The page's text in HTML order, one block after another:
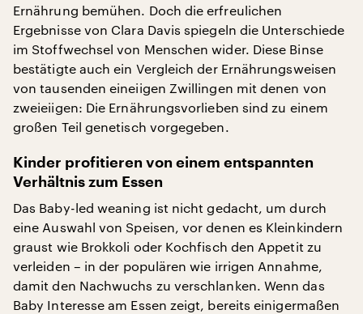
Ernährung bemühen. Doch die erfreulichen
Ergebnisse von Clara Davis spiegeln die Unterschiede
im Stoffwechsel von Menschen wider. Diese Binse
bestätigte auch ein Vergleich der Ernährungsweisen
von tausenden eineiigen Zwillingen mit denen von
zweieiigen: Die Ernährungsvorlieben sind zu einem
großen Teil genetisch vorgegeben.
Kinder profitieren von einem entspannten
Verhältnis zum Essen
Das Baby-led weaning ist nicht gedacht, um durch
eine Auswahl von Speisen, vor denen es Kleinkindern
graust wie Brokkoli oder Kochfisch den Appetit zu
verleiden – in der populären wie irrigen Annahme,
damit den Nachwuchs zu verschlanken. Wenn das
Baby Interesse am Essen zeigt, bereits einigermaßen